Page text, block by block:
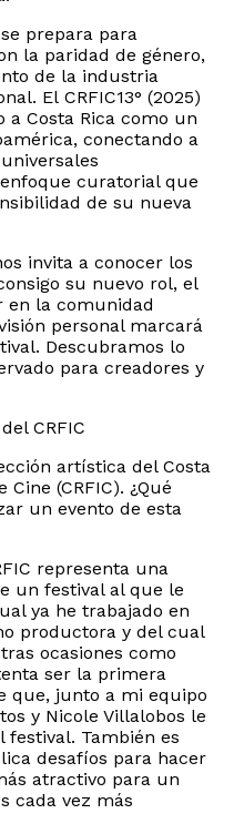
prepara para
la paridad de género,
de la industria
El CRFIC13° (2025)
a Costa Rica como un
conectando a
curatorial que
de su nueva
invita a conocer los
su nuevo rol, el
en la comunidad
personal marcará
Descubramos lo
para creadores y
CRFIC
artística del Costa
(CRFIC). ¿Qué
un evento de esta
representa una
un festival al que le
ya he trabajado en
productora y del cual
ocasiones como
ser la primera
que, junto a mi equipo
y Nicole Villalobos le
festival. También es
desafíos para hacer
atractivo para un
cada vez más